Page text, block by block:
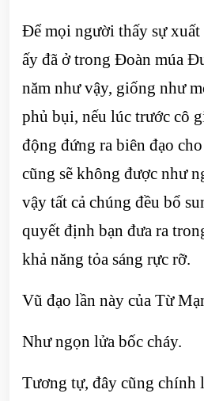
Để mọi người thấy sự xuất
ấy đã ở trong Đoàn múa
năm như vậy, giống như
phủ bụi, nếu lúc trước cô
động đứng ra biên đạo
cũng sẽ không được như
vậy tất cả chúng đều bổ
quyết định bạn đưa ra
khả năng tỏa sáng rực rỡ.
Vũ đạo lần này của Từ
Như ngọn lửa bốc cháy.
Tương tự, đây cũng chính